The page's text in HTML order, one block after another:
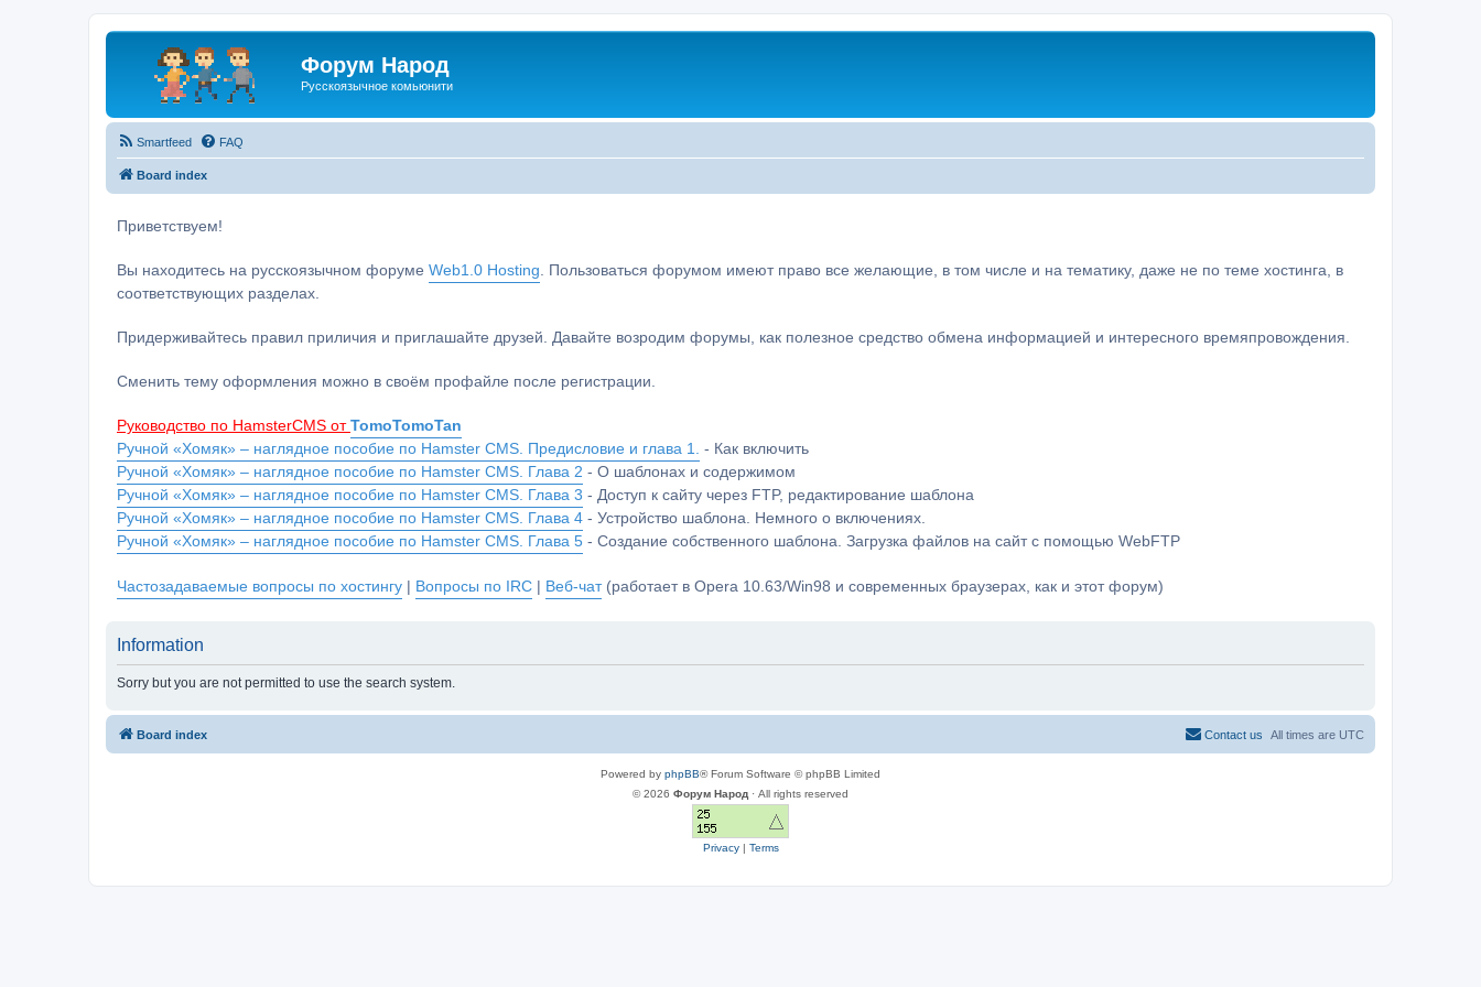
Форум Народ
Русскоязычное комьюнити
Smartfeed FAQ
Board index
Приветствуем!
Вы находитесь на русскоязычном форуме Web1.0 Hosting . Пользоваться форумом имеют право все желающие, в том числе и на тематику, даже не по теме хостинга, в
соответствующих разделах.
Придерживайтесь правил приличия и приглашайте друзей. Давайте возродим форумы, как полезное средство обмена информацией и интересного времяпровождения.
Сменить тему оформления можно в своём профайле после регистрации.
Руководство по HamsterCMS от TomoTomoTan
Ручной «Хомяк» – наглядное пособие по Hamster CMS. Предисловие и глава 1.
- Как включить
Ручной «Хомяк» – наглядное пособие по Hamster CMS. Глава 2 - О шаблонах и содержимом
Ручной «Хомяк» – наглядное пособие по Hamster CMS. Глава 3 - Доступ к сайту через FTP, редактирование шаблона
Ручной «Хомяк» – наглядное пособие по Hamster CMS. Глава 4 - Устройство шаблона. Немного о включениях.
Ручной «Хомяк» – наглядное пособие по Hamster CMS. Глава 5 - Создание собственного шаблона. Загрузка файлов на сайт с помощью WebFTP
Частозадаваемые вопросы по хостингу | Вопросы по IRC | Веб-чат(работает в Opera 10.63/Win98 и современных браузерах, как и этот форум)
Information
Sorry but you are not permitted to use the search system.
Board index All times are UTC
Contact us
Powered by phpBB® Forum Software © phpBB Limited
© 2026 Форум Народ · All rights reserved
Privacy| Terms